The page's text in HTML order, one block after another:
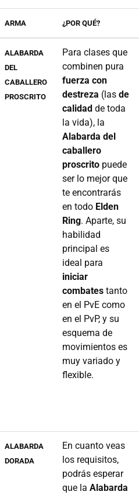
ARMA ¿POR QUÉ?
ALABARDA
DEL
CABALLERO
PROSCRITO
Para clases que
combinen pura
fuerza con
destreza (las de
calidad de toda
la vida), la
Alabarda del
caballero
proscrito puede
ser lo mejor que
te encontrarás
en todo Elden
Ring. Aparte, su
habilidad
principal es
ideal para
iniciar
combates tanto
en el PvE como
en el PvP, y su
esquema de
movimientos es
muy variado y
flexible.
ALABARDA
DORADA
En cuanto veas
los requisitos,
podrás esperar
que la Alabarda